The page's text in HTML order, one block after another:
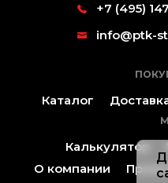
+7 (495)
info@ptk-
Каталог
Калькулятор
О компании